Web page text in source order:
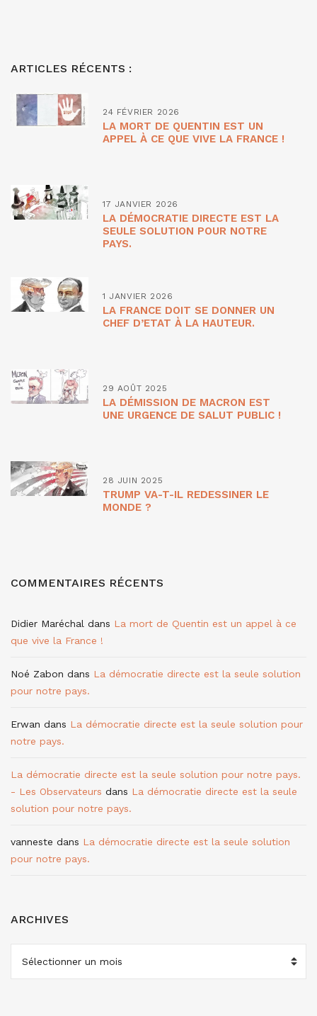
ARTICLES RÉCENTS :
24 FÉVRIER 2026
LA MORT DE QUENTIN EST UN
APPEL À CE QUE VIVE LA FRANCE !
17 JANVIER 2026
LA DÉMOCRATIE DIRECTE EST LA
SEULE SOLUTION POUR NOTRE
PAYS.
1 JANVIER 2026
LA FRANCE DOIT SE DONNER UN
CHEF D’ETAT À LA HAUTEUR.
29 AOÛT 2025
LA DÉMISSION DE MACRON EST
UNE URGENCE DE SALUT PUBLIC !
28 JUIN 2025
TRUMP VA-T-IL REDESSINER LE
MONDE ?
COMMENTAIRES RÉCENTS
Didier Maréchal dans La mort de Quentin est un appel à ce
que vive la France !
Noé Zabon dans La démocratie directe est la seule solution
pour notre pays.
Erwan dans La démocratie directe est la seule solution pour
notre pays.
La démocratie directe est la seule solution pour notre pays.
- Les Observateurs dans La démocratie directe est la seule
solution pour notre pays.
vanneste dans La démocratie directe est la seule solution
pour notre pays.
ARCHIVES
ARCHIVES